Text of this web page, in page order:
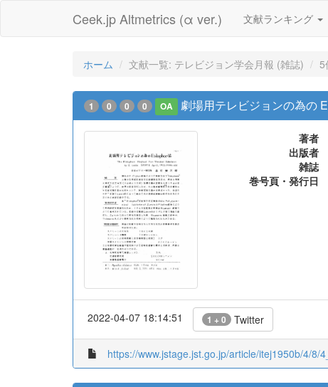
Ceek.jp Altmetrics (α ver.) 文献ランキング
ホーム 文献一覧: テレビジョン学会月報 (雑誌) 5
1 0 0 0 OA 劇場用テレビジョンの為の
著者
出版者
雑誌
巻号頁・発行日
2022-04-07 18:14:51 1 + 0 Twitter
https://www.jstage.jst.go.jp/article/itej1950b/4/8/